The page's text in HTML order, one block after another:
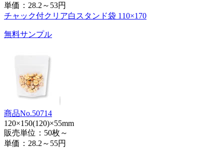
単価： 28.2～53円
チャック付クリア白スタンド袋 110×170
無料サンプル
商品No.50714
120×150(120)×55mm
販売単位：50枚～
単価： 28.2～55円